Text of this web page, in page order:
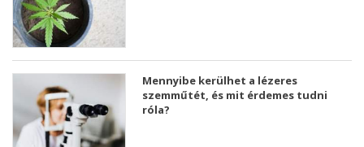
Mennyibe kerülhet a lézeres
szemműtét, és mit érdemes tudni
róla?